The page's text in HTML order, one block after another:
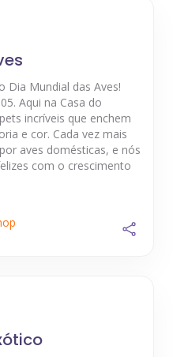
Dia Mundial das Aves!
Aqui na Casa do
incríveis que enchem
e cor. Cada vez mais
aves domésticas, e nós
com o crescimento